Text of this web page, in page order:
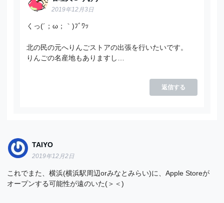
2019年12月3日
くっ(´；ω；｀)ﾌﾞﾜｯ
北の民の元へりんごストアの出張を行いたいです。
りんごの名産地もありますし…
返信する
TAIYO
2019年12月2日
これでまた、横浜(横浜駅周辺orみなとみらい)に、Apple Storeが
オープンする可能性が遠のいた(＞＜)